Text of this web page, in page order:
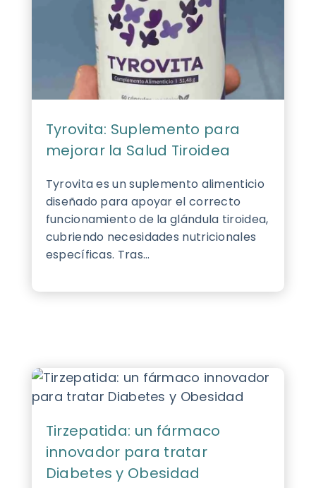
Tyrovita: Suplemento para
mejorar la Salud Tiroidea
Tyrovita es un suplemento alimenticio
diseñado para apoyar el correcto
funcionamiento de la glándula tiroidea,
cubriendo necesidades nutricionales
específicas. Tras...
Tirzepatida: un fármaco
innovador para tratar
Diabetes y Obesidad